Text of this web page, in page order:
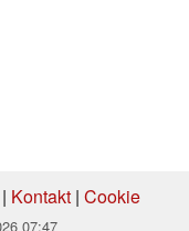
Kontakt| Cookie
07:47